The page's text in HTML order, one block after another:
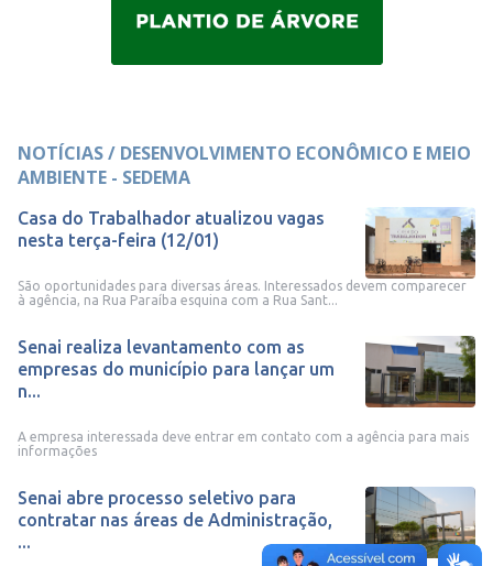
NOTÍCIAS / DESENVOLVIMENTO ECONÔMICO E MEIO
AMBIENTE - SEDEMA
Casa do Trabalhador atualizou vagas
nesta terça-feira (12/01)
São oportunidades para diversas áreas. Interessados devem comparecer
à agência, na Rua Paraíba esquina com a Rua Sant...
Senai realiza levantamento com as
empresas do município para lançar um
n...
A empresa interessada deve entrar em contato com a agência para mais
informações
Senai abre processo seletivo para
contratar nas áreas de Administração,
...